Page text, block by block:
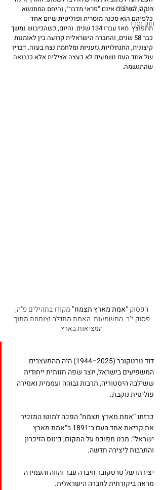
אנחנו לא לבד
חוק וסדר
ריקה, הערבים אינם “פראי מדבר”, והיחס המתנשא
כלפיהם הוא סכנה מוסרית ופוליטית שיום אחד
תתפוצץ. מאז עברו 134 שנים. והיום, כשהכיבוש נמשך
כבר 58 שנים, והחברה הישראלית קרועה בין לאומנות
קיצונית, התנחלויות גזעניות ומלחמת נצח בעזה. דבריו
של אחד העם נשמעים לא כעצה אצילית אלא כנבואה
שהתגשמה.
הפסוק "אמת מארץ תצמח" מקורו בתהילים פ"ה,
פסוק י"ב. המשמעות: האמת מתגלה וצומחת מתוך
המציאות בארץ.
דוד טרטקובר ‎(1944–2025) היה מהמעצבים
המשפיעים בישראל, יוצר שפה חזותית ייחודית
ששילבה היסטוריה, תרבות גבוהה ועממית ואמירה
פוליטית נוקבת.
כרזתו “אמת מארץ תצמח” הפכה למוטו המזכיר
את קריאת אחד העם ב־1891 ב“אמת מארץ
ישראל”: מבט מפוכח על המקום, כינוס הזיכרון
והתרבות ליצירה חדשה.
יצירתו של טרטקובר חיברה עבר והווה והעמידה
מראה ביקורתית לחברה הישראלית.